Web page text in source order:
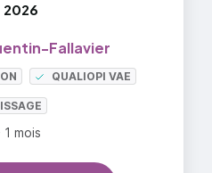
Fallavier
QUALIOPI VAE
totale :
1 mois